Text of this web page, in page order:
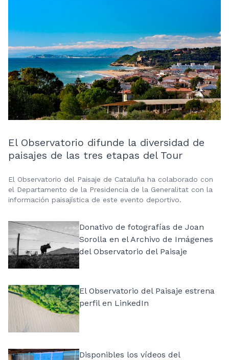
El Observatorio difunde la diversidad de
paisajes de las tres etapas del Tour
El Observatorio del Paisaje de Cataluña ha colaborado con
el Departamento de la Presidencia de la Generalitat con la
información paisajística de este evento deportivo.
Donativo de fotografías de Joan
Sorolla en el Archivo de Imágenes
del Observatorio del Paisaje
El Observatorio del Paisaje estrena
perfil en LinkedIn
Disponibles los vídeos del